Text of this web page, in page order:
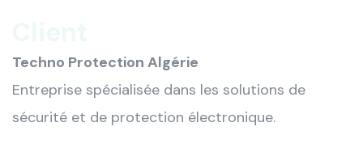
Techno Protection Algérie
Entreprise spécialisée dans les solutions de
sécurité et de protection électronique.